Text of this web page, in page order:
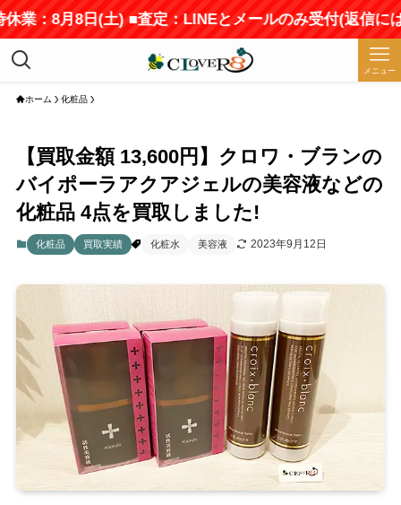
業：8月8日(土) ■査定：LINEとメールのみ受付(返信には
メニュー
ホーム 化粧品
【買取金額 13,600円】クロワ・ブランの
バイポーラアクアジェルの美容液などの
化粧品 4点を買取しました!
化粧品 買取実績 化粧水 美容液 2023年9月12日